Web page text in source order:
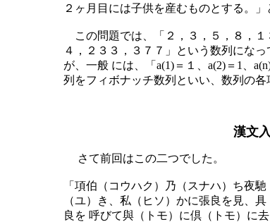
２ヶ月目には子供を産むものとする。」
この問題では、「２，３，５，８，１
４，２３３，３７７」という数列にな
が、一般 には、「a(1)＝１、a(2)＝1、
列をフィボナッチ数列といい、数列の各
漢文
さて前回はこの二つでした。
「項伯（コウハク）乃（スナハ）ち夜
（ユ）き、私（ヒソ）かに張良を見、
良を 呼びて與（トモ）に倶（トモ）に去